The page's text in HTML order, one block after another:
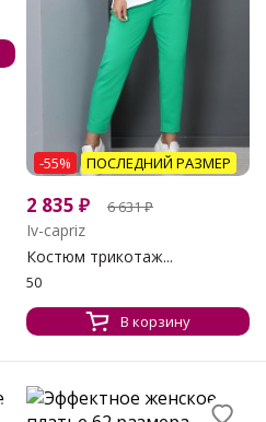
-55% ПОСЛЕДНИЙ РАЗМЕР
2 835 ₽ 6 631₽
Iv-capriz
Костюм трикотаж...
50
В корзину